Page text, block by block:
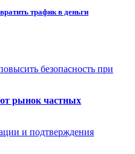
трафик в деньги
безопасность при
рынок частных
и подтверждения